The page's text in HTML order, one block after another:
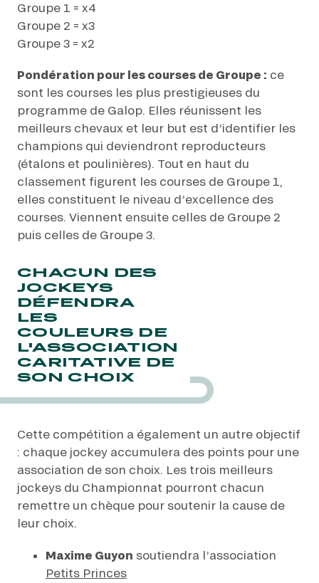
Groupe 1 = x4
Groupe 2 = x3
Groupe 3 = x2
Pondération pour les courses de Groupe : ce
sont les courses les plus prestigieuses du
programme de Galop. Elles réunissent les
meilleurs chevaux et leur but est d’identifier les
champions qui deviendront reproducteurs
(étalons et poulinières). Tout en haut du
classement figurent les courses de Groupe 1,
elles constituent le niveau d’excellence des
courses. Viennent ensuite celles de Groupe 2
puis celles de Groupe 3.
CHACUN DES
JOCKEYS
DÉFENDRA
LES
COULEURS DE
L'ASSOCIATION
CARITATIVE DE
SON CHOIX
Cette compétition a également un autre objectif
: chaque jockey accumulera des points pour une
association de son choix. Les trois meilleurs
jockeys du Championnat pourront chacun
remettre un chèque pour soutenir la cause de
leur choix.
Maxime Guyon soutiendra l’association
Petits Princes